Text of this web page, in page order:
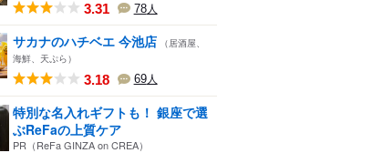
3.31 78人
サカナのハチベエ 今池店 （居酒屋、
海鮮、天ぷら）
3.18 69人
特別な名入れギフトも！ 銀座で選
ぶReFaの上質ケア
PR（ReFa GINZA on CREA）